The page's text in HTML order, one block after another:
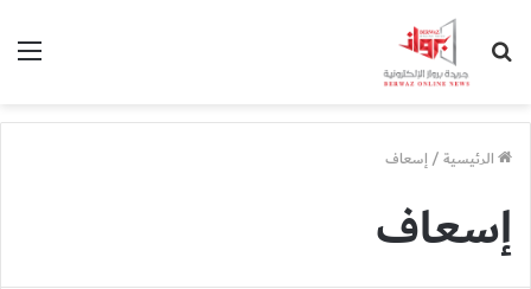
الرئيسية/إسعاف
إسعاف